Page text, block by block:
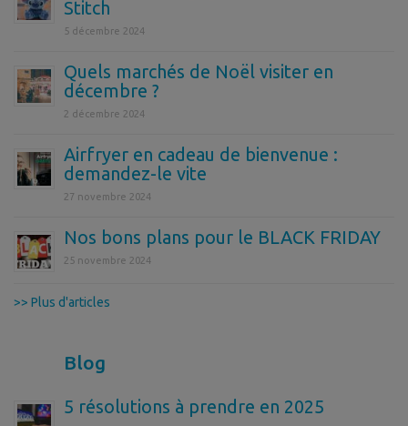
Stitch
5 décembre 2024
Quels marchés de Noël visiter en
décembre ?
2 décembre 2024
Airfryer en cadeau de bienvenue :
demandez-le vite
27 novembre 2024
Nos bons plans pour le BLACK FRIDAY
25 novembre 2024
>> Plus d'articles
Blog
5 résolutions à prendre en 2025